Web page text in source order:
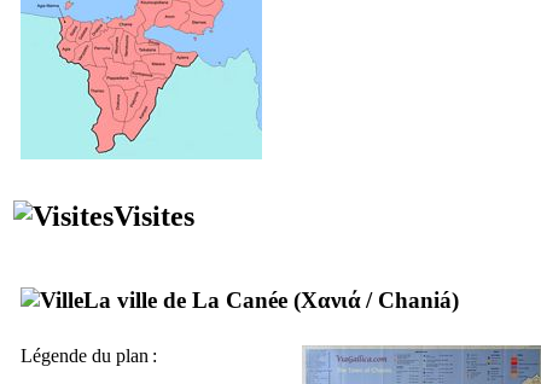
Visites
La ville de La Canée (Χανιά/ Chaniá)
Légende du plan :